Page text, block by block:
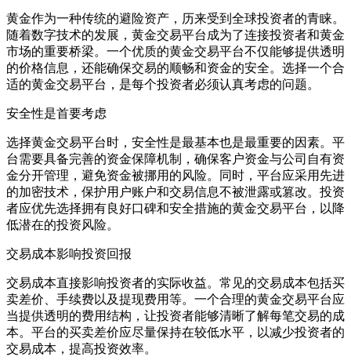
黄金作为一种传统的避险资产，历来受到全球投资者的青睐。
随着数字技术的发展，黄金交易平台成为了连接投资者和黄金
市场的重要桥梁。一个优质的黄金交易平台不仅能够提供透明
的价格信息，还能确保交易的顺畅和资金的安全。选择一个合
适的黄金交易平台，是每个投资者必须认真考虑的问题。
安全性是首要考虑
选择黄金交易平台时，安全性是最基本也是最重要的因素。平
台需要具备完善的资金保障机制，确保客户资金与公司自有资
金分开管理，避免资金被挪用的风险。同时，平台应采用先进
的加密技术，保护用户账户和交易信息不被泄露或篡改。投资
者应优先选择拥有良好口碑和安全措施的黄金交易平台，以降
低潜在的投资风险。
交易成本影响投资回报
交易成本直接影响投资者的实际收益。常见的交易成本包括买
卖差价、手续费以及提现费用等。一个合理的黄金交易平台应
当提供透明的费用结构，让投资者能够清晰了解每笔交易的成
本。平台的买卖差价应尽量保持在较低水平，以减少投资者的
交易成本，提高投资效率。